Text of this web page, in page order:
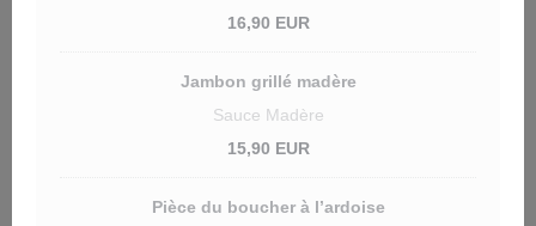
16,90 EUR
Jambon grillé madère
Sauce Madère
15,90 EUR
Pièce du boucher à l’ardoise